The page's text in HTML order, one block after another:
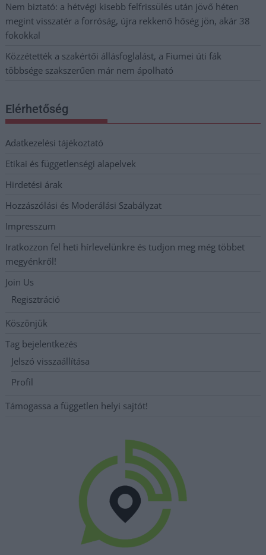
Nem biztató: a hétvégi kisebb felfrissülés után jövő héten
megint visszatér a forróság, újra rekkenő hőség jön, akár 38
fokokkal
Közzétették a szakértői állásfoglalást, a Fiumei úti fák
többsége szakszerűen már nem ápolható
Elérhetőség
Adatkezelési tájékoztató
Etikai és függetlenségi alapelvek
Hirdetési árak
Hozzászólási és Moderálási Szabályzat
Impresszum
Iratkozzon fel heti hírlevelünkre és tudjon meg még többet
megyénkről!
Join Us
Regisztráció
Köszönjük
Tag bejelentkezés
Jelszó visszaállítása
Profil
Támogassa a független helyi sajtót!